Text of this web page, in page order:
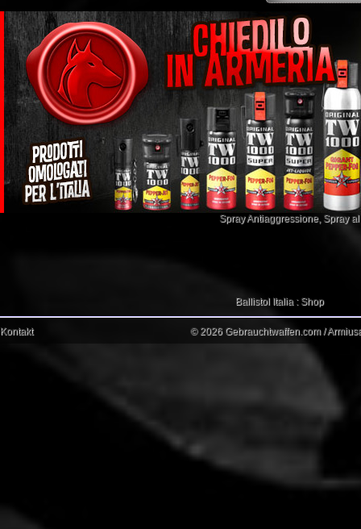
Spray Antiaggressione, Spray
Ballistol Italia : Shop
Kontakt © 2026 Gebrauchtwaffen.com /